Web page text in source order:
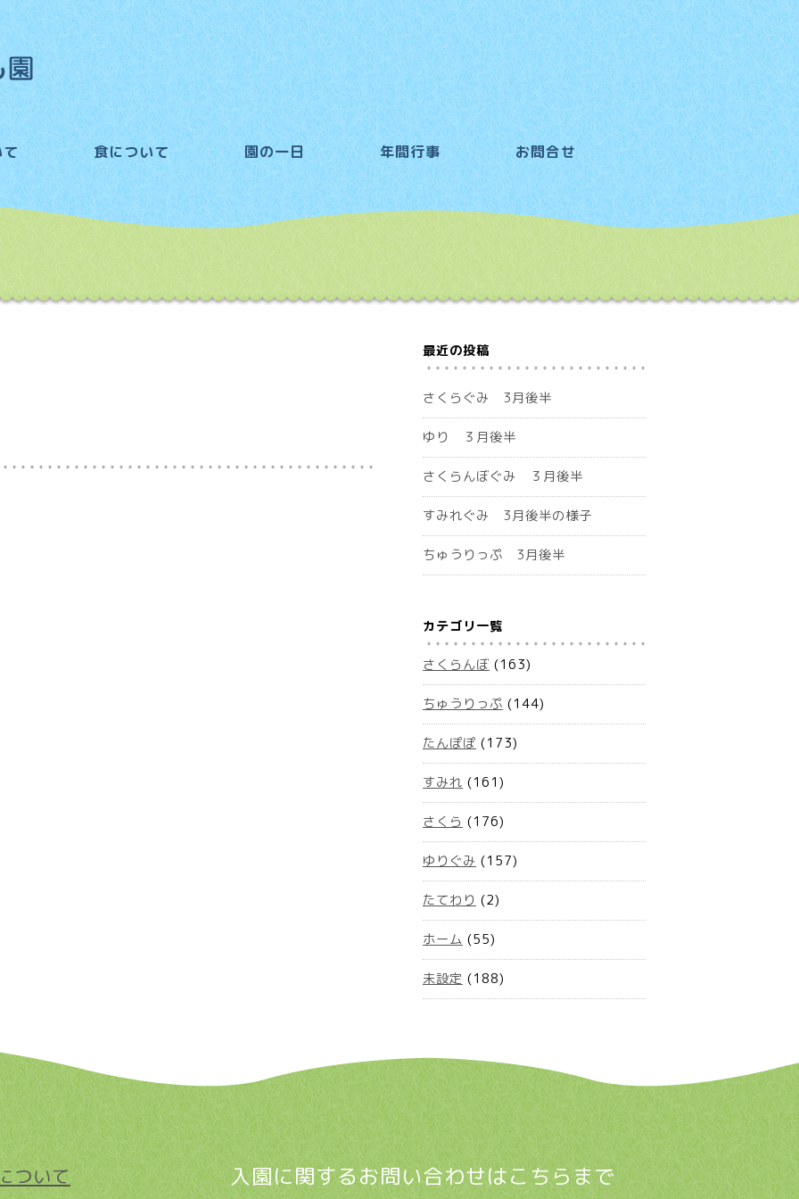
て 食について 園の一日 年間行事 お問合せ
最近の投稿
さくらぐみ 3月後半
ゆり ３月後半
さくらんぼぐみ ３月後半
すみれぐみ 3月後半の様子
ちゅうりっぷ 3月後半
カテゴリ一覧
さくらんぼ (163)
ちゅうりっぷ (144)
たんぽぽ (173)
すみれ (161)
さくら (176)
ゆりぐみ (157)
たてわり (2)
ホーム (55)
未設定 (188)
ついて 入園に関するお問い合わせはこちらまで